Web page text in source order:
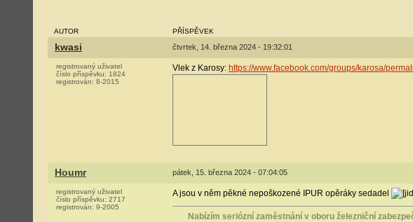
AUTOR PŘÍSPĚVEK
kwasi čtvrtek, 14. března 2024 - 19:32:01
registrovaný uživatel
číslo příspěvku: 1824
registrován: 8-2015
Vlek z Karosy: https://www.facebook.com/groups/karosa/
Houmr pátek, 15. března 2024 - 07:04:05
registrovaný uživatel
číslo příspěvku: 2717
registrován: 9-2005
A jsou v něm pěkné nepoškozené IPUR opěráky sedadel
Nabízím seriózní zaměstnání v oboru železniční